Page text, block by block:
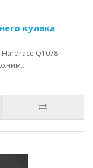
кулака
Hardrace Q1078